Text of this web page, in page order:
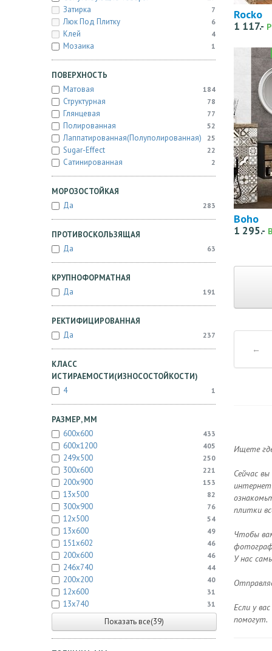
Затирка 7
Люк Под Плитку 6
Клей 4
Мозаика 1
ПОВЕРХНОСТЬ
Матовая
184
Структурная 78
Глянцевая 77
Полированная 52
Лаппатированная(полуполированная) 25
Sugar-Effect 22
Сатинированная 2
МОРОЗОСТОЙКАЯ
Да
283
ПРОТИВОСКОЛЬЗЯЩАЯ
Да
63
КРУПНОФОРМАТНАЯ
Да
191
РЕКТИФИЦИРОВАННАЯ
Да
237
КЛАСС
ИСТИРАЕМОСТИ(ИЗНОСОСТОЙКОСТИ)
4
1
РАЗМЕР, ММ
600x600
433
600x1200 405
249x500 250
300x600 221
200x900 153
13x500 82
300x900 76
12x500 54
13x600 49
151x602 46
200x600 46
246x740 44
200x200 40
12x600 31
13x740 31
Показать все(39)
Rocko
1 117.-
Boho
1 295.-
←
Ищете
Сейчас
плитки
Чтобы
У нас
Если у
помогут.